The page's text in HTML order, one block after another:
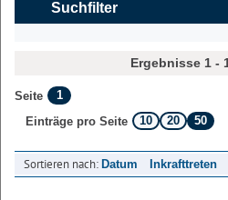
Suchfilter
Ergebnisse 1 -
Seite
1
Einträge pro Seite
10 20 50
Sortieren nach: Datum Inkrafttreten